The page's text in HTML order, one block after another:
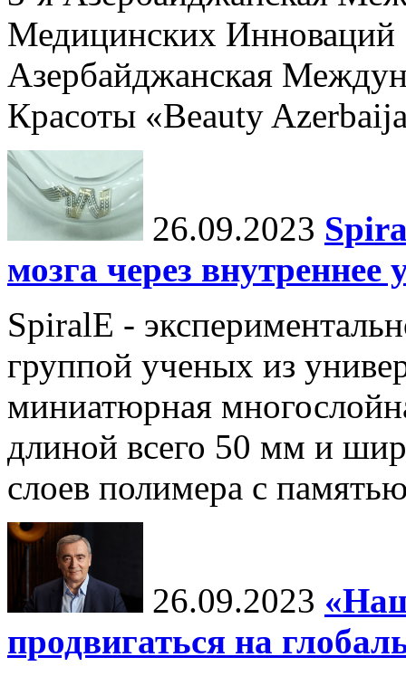
Медицинских Инноваций
Азербайджанская
Красоты «Beauty
26.09.2023
мозга через внутреннее
SpiralE -
группой ученых из
миниатюрная
длиной всего 50 мм и
слоев полимера с
26.09.2023
продвигаться на